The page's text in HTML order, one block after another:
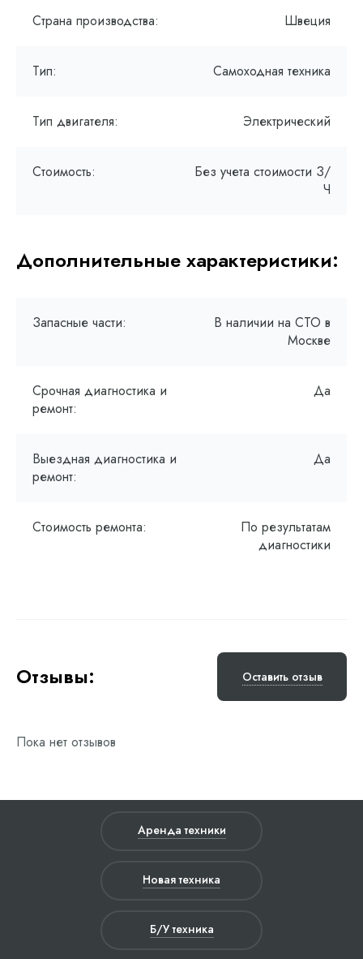
Страна производства: Швеция
Тип: Самоходная техника
Тип двигателя: Электрический
Стоимость:
Без учета стоимости З/
Ч
Дополнительные характеристики:
Запасные части:
В наличии на СТО в
Москве
Срочная диагностика и
ремонт:
Да
Выездная диагностика и
ремонт:
Да
Стоимость ремонта:
По результатам
диагностики
Отзывы: Оставить отзыв
Пока нет отзывов
Аренда техники
Новая техника
Б/У техника